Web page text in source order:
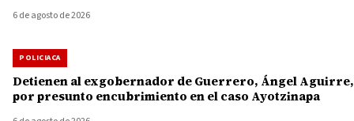
6 de agosto de 2026
POLICIACA
Detienen al exgobernador de Guerrero, Ángel Aguirre,
por presunto encubrimiento en el caso Ayotzinapa